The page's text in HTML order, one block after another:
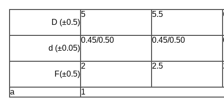
D (±0.5)
5 5.5
d (±0.05)
0.45/0.50 0.45/0.50
F(±0.5)
2 2.5
a 1